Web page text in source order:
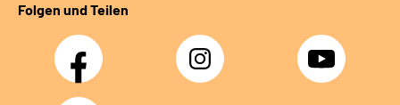
Folgen und Teilen
Facebook Instagram YouTube